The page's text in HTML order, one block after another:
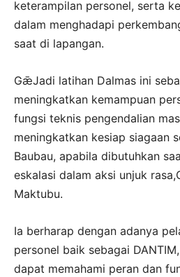
keterampilan personel, serta
dalam menghadapi
saat di lapangan.
GǣJadi latihan Dalmas ini
meningkatkan kemampuan
fungsi teknis pengendalian
meningkatkan kesiap siagaan
Baubau, apabila dibutuhkan
eskalasi dalam aksi unjuk
Maktubu.
Ia berharap dengan adanya
personel baik sebagai
dapat memahami peran dan